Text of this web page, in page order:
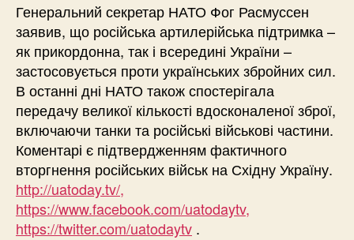
Генеральний секретар НАТО Фог Расмуссен
заявив, що російська артилерійська підтримка –
як прикордонна, так і всередині України –
застосовується проти українських збройних сил.
В останні дні НАТО також спостерігала
передачу великої кількості вдосконаленої зброї,
включаючи танки та російські військові частини.
Коментарі є підтвердженням фактичного
вторгнення російських військ на Східну Україну.
http://uatoday.tv/,
https://www.facebook.com/uatodaytv,
https://twitter.com/uatodaytv .